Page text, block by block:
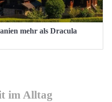
mehr als Dracula
im Alltag